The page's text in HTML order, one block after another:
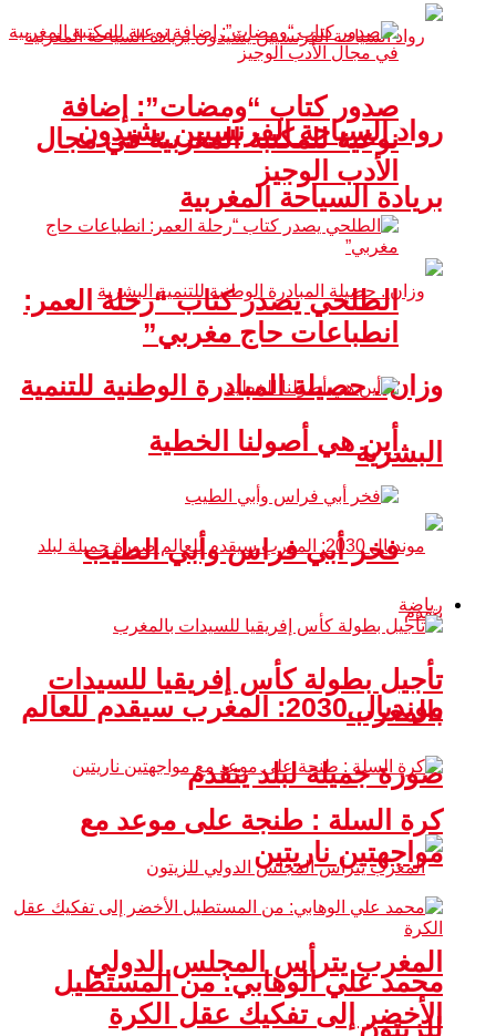
رواد السياحة الفرنسيين يشيدون
بريادة السياحة المغربية
وزان.. حصيلة المبادرة الوطنية للتنمية
البشرية
مونديال 2030: المغرب سيقدم للعالم
صورة جميلة لبلد يتقدم
المغرب يترأس المجلس الدولي
للزيتون
صدور كتاب “ومضات”: إضافة
نوعية للمكتبة المغربية في مجال
الأدب الوجيز
الطلحي يصدر كتاب “رحلة العمر:
انطباعات حاج مغربي”
أين هي أصولنا الخطية
فخر أبي فراس وأبي الطيب
رياضة
تأجيل بطولة كأس إفريقيا للسيدات
بالمغرب
كرة السلة : طنجة على موعد مع
مواجهتين ناريتين
محمد علي الوهابي: من المستطيل
الأخضر إلى تفكيك عقل الكرة